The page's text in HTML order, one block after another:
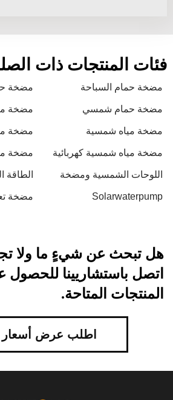
فئات المنتجات ذات
مضخة حمام السباحة
مضخة
مضخة حمام شمسي
مضخة
مضخة مياه شمسية
مضخة
مضخة مياه شمسية كهربائية
مضخة
اللوحات الشمسية ومضخة
الطاقة
Solarwaterpump
مضخة
هل تبحث عن شيءٍ ما ولا
اتصل باستشاريينا
المنتجات المتاحة.
اطلب عرض أسعار